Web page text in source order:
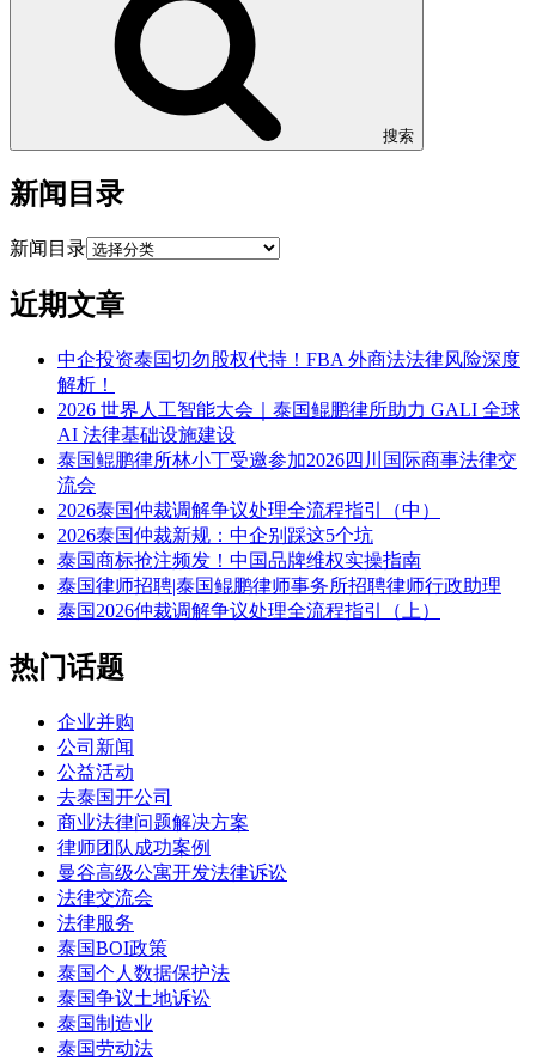
搜索
新闻目录
新闻目录
近期文章
中企投资泰国切勿股权代持！FBA 外商法法律风险深度
解析！
2026 世界人工智能大会｜泰国鲲鹏律所助力 GALI 全球
AI 法律基础设施建设
泰国鲲鹏律所林小丁受邀参加2026四川国际商事法律交
流会
2026泰国仲裁调解争议处理全流程指引（中）
2026泰国仲裁新规：中企别踩这5个坑
泰国商标抢注频发！中国品牌维权实操指南
泰国律师招聘|泰国鲲鹏律师事务所招聘律师行政助理
泰国2026仲裁调解争议处理全流程指引（上）
热门话题
企业并购
公司新闻
公益活动
去泰国开公司
商业法律问题解决方案
律师团队成功案例
曼谷高级公寓开发法律诉讼
法律交流会
法律服务
泰国BOI政策
泰国个人数据保护法
泰国争议土地诉讼
泰国制造业
泰国劳动法